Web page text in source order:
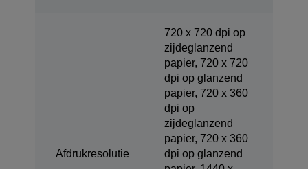
Afdrukresolutie
720 x 720 dpi op
zijdeglanzend
papier, 720 x 720
dpi op glanzend
papier, 720 x 360
dpi op
zijdeglanzend
papier, 720 x 360
dpi op glanzend